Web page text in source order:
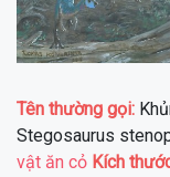
Tên thường gọi:
Stegosaurus
vật ăn cỏ Kích